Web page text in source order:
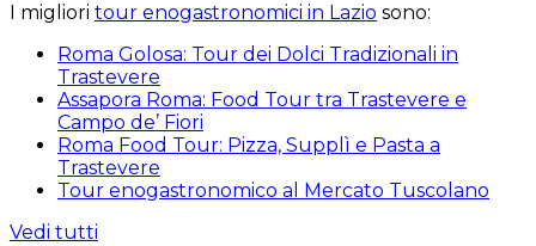
I migliori tour enogastronomici in Lazio sono:
Roma Golosa: Tour dei Dolci Tradizionali in
Trastevere
Assapora Roma: Food Tour tra Trastevere e
Campo de’ Fiori
Roma Food Tour: Pizza, Supplì e Pasta a
Trastevere
Tour enogastronomico al Mercato Tuscolano
Vedi tutti